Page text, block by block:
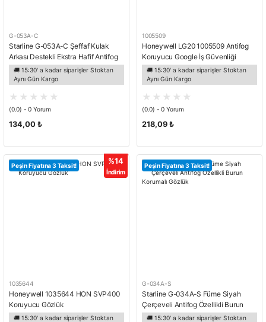
G-053A-C
Starline G-053A-C Şeffaf Kulak
Arkası Destekli Ekstra Hafif Antifog
Gözlük
🚚 15:30' a kadar siparişler Stoktan
Aynı Gün Kargo
(0.0) - 0 Yorum
134,00 ₺
1005509
Honeywell LG20 1005509 Antifog
Koruyucu Google İş Güvenliği
Gözlüğü
🚚 15:30' a kadar siparişler Stoktan
Aynı Gün Kargo
(0.0) - 0 Yorum
218,09 ₺
%14
İndirim
Peşin Fiyatına 3 Taksit!
1035644
Honeywell 1035644 HON SVP400
Koruyucu Gözlük
🚚 15:30' a kadar siparişler Stoktan
Peşin Fiyatına 3 Taksit!
G-034A-S
Starline G-034A-S Füme Siyah
Çerçeveli Antifog Özellikli Burun
Korumalı Gözlük
🚚 15:30' a kadar siparişler Stoktan